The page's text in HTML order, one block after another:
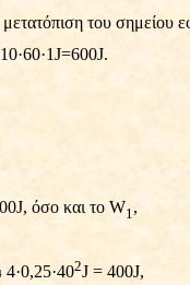
του σημείου
·60·1J=600J.
όσο και το W1 ,
4·0,25·402J = 400J,